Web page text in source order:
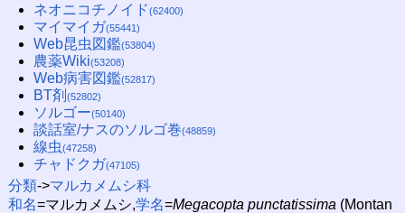
ネオニコチノイド(62400)
マイマイガ(55441)
Web昆虫図鑑(53804)
農薬Wiki(53208)
Web病害図鑑(52817)
BT剤 (52802)
ソルゴー(50140)
談話室/ナスのソルゴ巻(48859)
線虫(47258)
チャドクガ(47105)
分類->マルカメムシ科
和名=マルカメムシ,学名=Megacopta punctatissima (Montan